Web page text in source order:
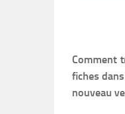
Comment
fiches
nouveau